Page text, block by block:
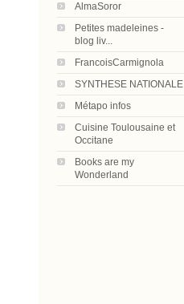
AlmaSoror
Petites madeleines -
blog liv...
FrancoisCarmignola
SYNTHESE NATIONALE
Métapo infos
Cuisine Toulousaine et
Occitane
Books are my
Wonderland